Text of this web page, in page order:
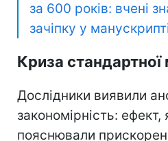
за 600 років: вчені
зачіпку у
Криза стандартної
Дослідники виявили
закономірність:
пояснювали